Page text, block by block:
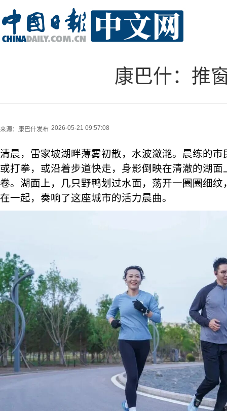
康巴什：推
来源： 康巴什发布 2026-05-21 09:57:08
清晨，雷家坡湖畔薄雾初散，水波潋滟。晨练的
或打拳，或沿着步道快走，身影倒映在清澈的湖
卷。湖面上，几只野鸭划过水面，荡开一圈圈细
在一起，奏响了这座城市的活力晨曲。